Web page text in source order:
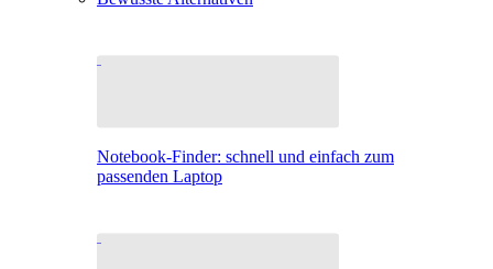
Notebook-Finder: schnell und einfach zum
passenden Laptop